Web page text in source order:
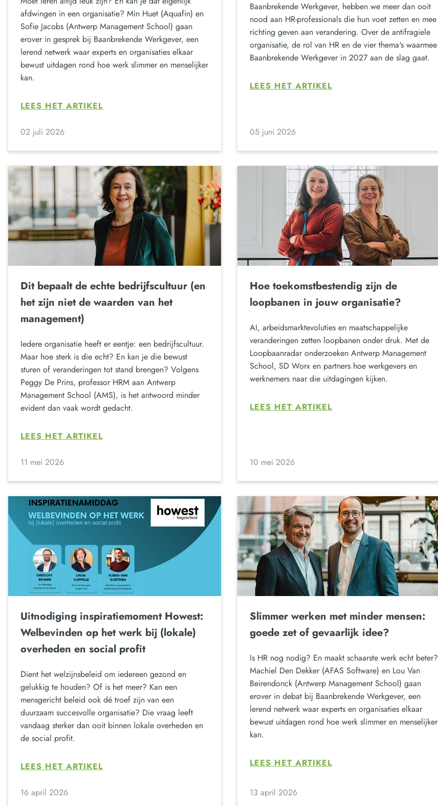
afdwingen in een organisatie? Min Huet (Aquafin) en
Sofie Jacobs (Antwerp Management School) gaan
erover in gesprek bij Baanbrekende Werkgever, een
lerend netwerk waar experts en organisaties elkaar
bewust uitdagen rond hoe werk slimmer en menselijker
kan.
LEES HET ARTIKEL
02 juli 2026
Baanbrekende Werkgever, hebben we meer dan ooit
nood aan HR-professionals die hun voet zetten en mee
richting geven aan verandering. Over de antifragiele
organisatie, de rol van HR en de vier thema's waarmee
Baanbrekende Werkgever in 2027 aan de slag gaat.
LEES HET ARTIKEL
05 juni 2026
Dit bepaalt de echte bedrijfscultuur (en
het zijn niet de waarden van het
management)
Iedere organisatie heeft er eentje: een bedrijfscultuur.
Maar hoe sterk is die echt? En kan je die bewust
sturen of veranderingen tot stand brengen? Volgens
Peggy De Prins, professor HRM aan Antwerp
Management School (AMS), is het antwoord minder
evident dan vaak wordt gedacht.
LEES HET ARTIKEL
11 mei 2026
Hoe toekomstbestendig zijn de
loopbanen in jouw organisatie?
AI, arbeidsmarktevoluties en maatschappelijke
veranderingen zetten loopbanen onder druk. Met de
Loopbaanradar onderzoeken Antwerp Management
School, SD Worx en partners hoe werkgevers en
werknemers naar die uitdagingen kijken.
LEES HET ARTIKEL
10 mei 2026
Uitnodiging inspiratiemoment Howest:
Welbevinden op het werk bij (lokale)
overheden en social profit
Dient het welzijnsbeleid om iedereen gezond en
gelukkig te houden? Of is het meer? Kan een
mensgericht beleid ook dé troef zijn van een
duurzaam succesvolle organisatie? Die vraag leeft
vandaag sterker dan ooit binnen lokale overheden en
de social profit.
LEES HET ARTIKEL
16 april 2026
Slimmer werken met minder mensen:
goede zet of gevaarlijk idee?
Is HR nog nodig? En maakt schaarste werk echt beter?
Machiel Den Dekker (AFAS Software) en Lou Van
Beirendonck (Antwerp Management School) gaan
erover in debat bij Baanbrekende Werkgever, een
lerend netwerk waar experts en organisaties elkaar
bewust uitdagen rond hoe werk slimmer en menselijker
kan.
LEES HET ARTIKEL
13 april 2026